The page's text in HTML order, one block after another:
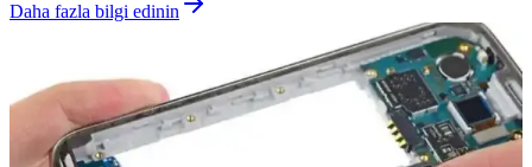
Daha fazla bilgi edinin